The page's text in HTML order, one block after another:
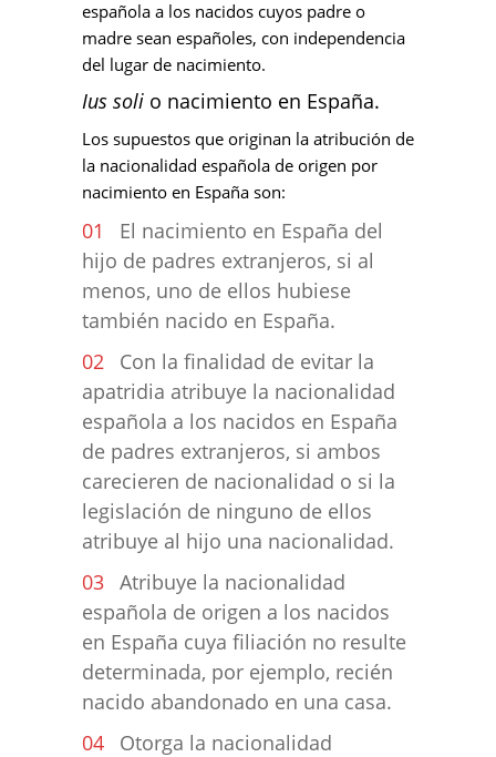
española a los nacidos cuyos padre o
madre sean españoles, con independencia
del lugar de nacimiento.
Ius soli o nacimiento en España.
Los supuestos que originan la atribución de
la nacionalidad española de origen por
nacimiento en España son:
El nacimiento en España del
hijo de padres extranjeros, si al
menos, uno de ellos hubiese
también nacido en España.
Con la finalidad de evitar la
apatridia atribuye la nacionalidad
española a los nacidos en España
de padres extranjeros, si ambos
carecieren de nacionalidad o si la
legislación de ninguno de ellos
atribuye al hijo una nacionalidad.
Atribuye la nacionalidad
española de origen a los nacidos
en España cuya filiación no resulte
determinada, por ejemplo, recién
nacido abandonado en una casa.
Otorga la nacionalidad